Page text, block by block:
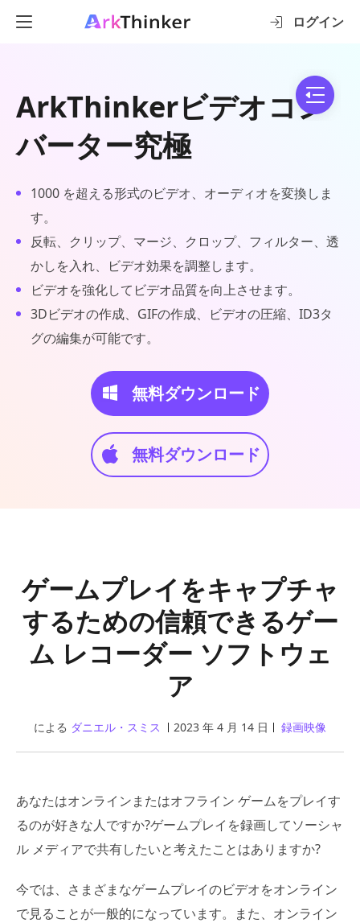
ログイン
ArkThinkerビデオコン
バーター究極
1000 を超える形式のビデオ、オーディオを変換しま
す。
反転、クリップ、マージ、クロップ、フィルター、透
かしを入れ、ビデオ効果を調整します。
ビデオを強化してビデオ品質を向上させます。
3Dビデオの作成、GIFの作成、ビデオの圧縮、ID3タ
グの編集が可能です。
無料ダウンロード
無料ダウンロード
ゲームプレイをキャプチャ
するための信頼できるゲー
ム レコーダー ソフトウェ
ア
による ダニエル・スミス 2023 年 4 月 14 日 録画映像
あなたはオンラインまたはオフライン ゲームをプレイす
るのが好きな人ですか?ゲームプレイを録画してソーシャ
ル メディアで共有したいと考えたことはありますか?
今では、さまざまなゲームプレイのビデオをオンライン
で見ることが一般的になっています。また、オンライン